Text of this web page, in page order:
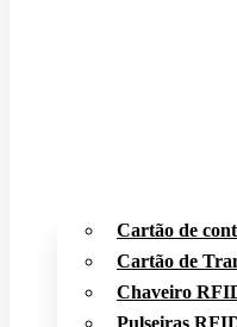
Cartão de
Cartão de
Chaveiro
Pulseiras